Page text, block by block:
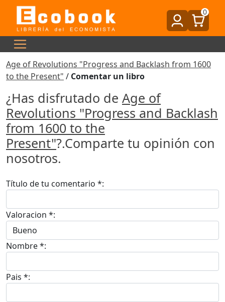
0
Age of Revolutions "Progress and Backlash from 1600
to the Present" / Comentar un libro
¿Has disfrutado de Age of
Revolutions "Progress and Backlash
from 1600 to the
Present"?.Comparte tu opinión con
nosotros.
Título de tu comentario *:
Valoracion *:
Nombre *:
Pais *: